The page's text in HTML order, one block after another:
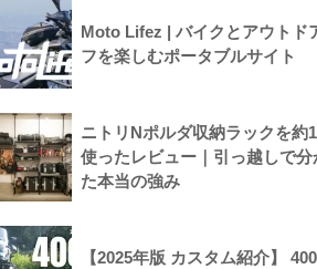
Moto Lifez | バイクとアウトド
フを楽しむポータブルサイト
ニトリNポルダ収納ラックを約
使ったレビュー｜引っ越しで分
た本当の強み
【2025年版 カスタム紹介】